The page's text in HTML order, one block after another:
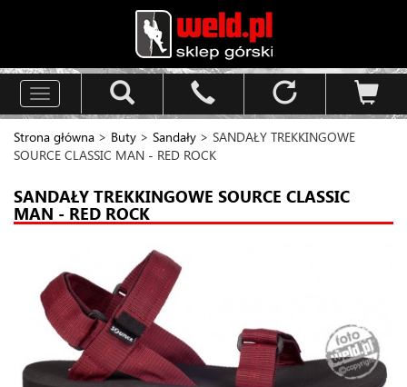
Toggle
navigation
Strona główna > Buty > Sandały > SANDAŁY TREKKINGOWE
SOURCE CLASSIC MAN - RED ROCK
SANDAŁY TREKKINGOWE SOURCE CLASSIC
MAN - RED ROCK